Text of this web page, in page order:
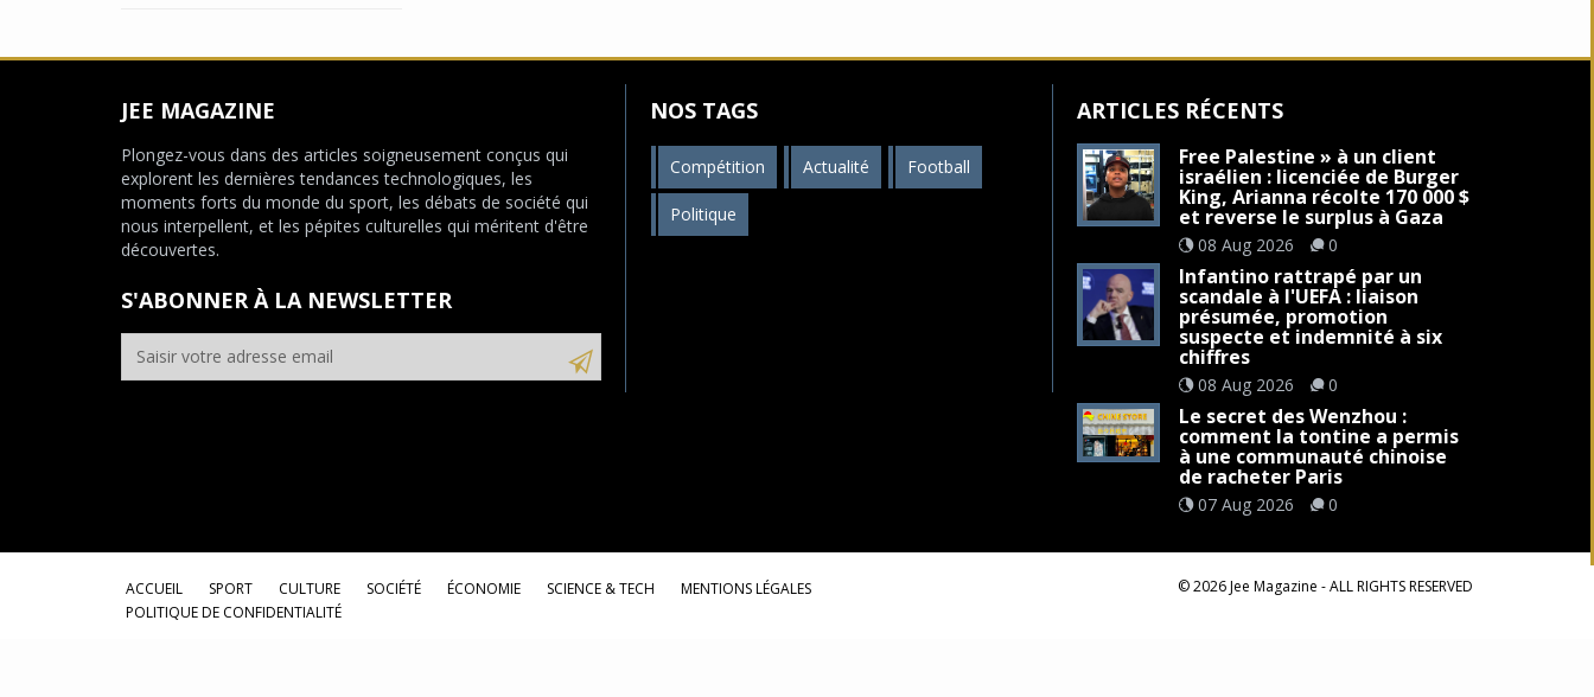
JEE MAGAZINE
Plongez-vous dans des articles soigneusement conçus qui
explorent les dernières tendances technologiques, les
moments forts du monde du sport, les débats de société qui
nous interpellent, et les pépites culturelles qui méritent d'être
découvertes.
S'ABONNER À LA NEWSLETTER
NOS TAGS
Compétition Actualité Football
Politique
ARTICLES RÉCENTS
Free Palestine » à un client
israélien : licenciée de Burger
King, Arianna récolte 170 000 $
et reverse le surplus à Gaza
08 Aug 2026 0
Infantino rattrapé par un
scandale à l'UEFA : liaison
présumée, promotion
suspecte et indemnité à six
chiffres
08 Aug 2026 0
Le secret des Wenzhou :
comment la tontine a permis
à une communauté chinoise
de racheter Paris
07 Aug 2026 0
ACCUEIL SPORT CULTURE SOCIÉTÉ ÉCONOMIE SCIENCE & TECH
MENTIONS LÉGALES
POLITIQUE DE CONFIDENTIALITÉ
©2026Jee Magazine - ALL RIGHTS RESERVED